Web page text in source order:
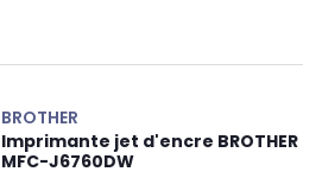
BROTHER
Imprimante jet d'encre BROTHER
MFC-J6760DW